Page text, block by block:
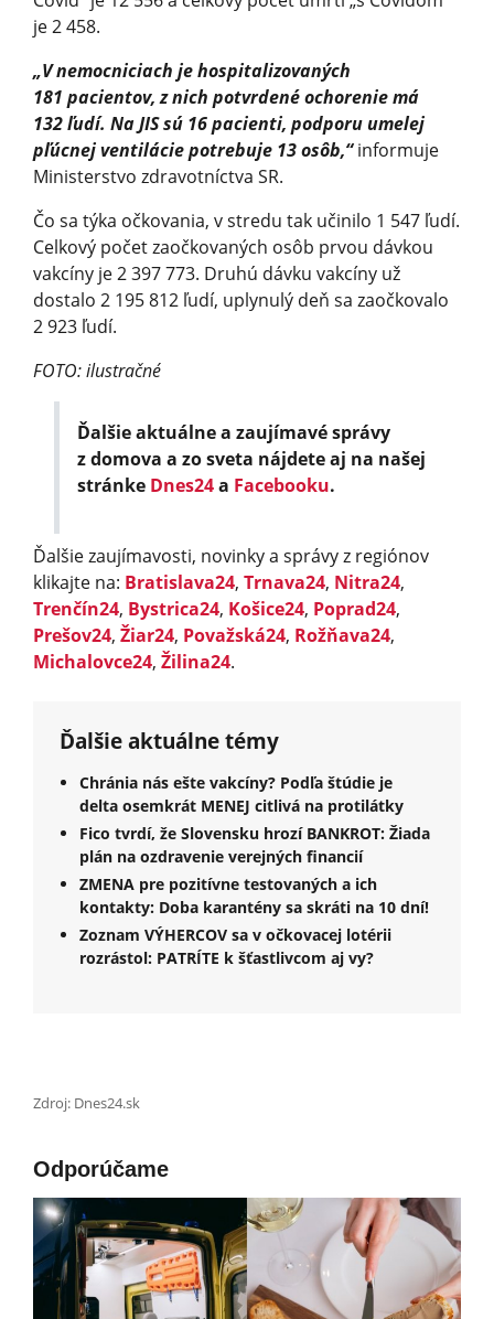
je 2 458.
„V nemocniciach je hospitalizovaných
181 pacientov, z nich potvrdené ochorenie má
132 ľudí. Na JIS sú 16 pacienti, podporu umelej
pľúcnej ventilácie potrebuje 13 osôb,“informuje
Ministerstvo zdravotníctva SR.
Čo sa týka očkovania, v stredu tak učinilo 1 547 ľudí.
Celkový počet zaočkovaných osôb prvou dávkou
vakcíny je 2 397 773. Druhú dávku vakcíny už
dostalo 2 195 812 ľudí, uplynulý deň sa zaočkovalo
2 923 ľudí.
FOTO: ilustračné
Ďalšie aktuálne a zaujímavé správy
z domova a zo sveta nájdete aj na našej
stránke Dnes24a Facebooku.
Ďalšie zaujímavosti, novinky a správy z regiónov
klikajte na: Bratislava24, Trnava24, Nitra24,
Trenčín24, Bystrica24, Košice24, Poprad24,
Prešov24, Žiar24, Považská24, Rožňava24,
Michalovce24, Žilina24.
Ďalšie aktuálne témy
Chránia nás ešte vakcíny? Podľa štúdie je
delta osemkrát MENEJ citlivá na protilátky
Fico tvrdí, že Slovensku hrozí BANKROT: Žiada
plán na ozdravenie verejných financií
ZMENA pre pozitívne testovaných a ich
kontakty: Doba karantény sa skráti na 10 dní!
Zoznam VÝHERCOV sa v očkovacej lotérii
rozrástol: PATRÍTE k šťastlivcom aj vy?
Zdroj: Dnes24.sk
Odporúčame